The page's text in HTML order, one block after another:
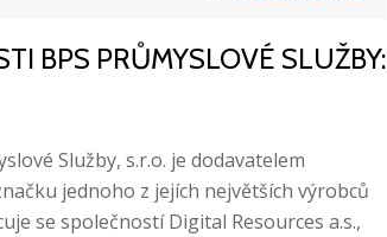
BPS PRŮMYSLOVÉ SLUŽBY:
Služby, s.r.o. je dodavatelem
jednoho z jejích největších výrobců
se společností Digital Resources a.s.,